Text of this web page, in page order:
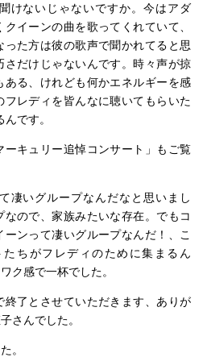
けないじゃないですか。今はアダ
イーンの曲を歌ってくれていて、
た方は彼の歌声で聞かれてると思
さだけじゃないんです。時々声が掠
る、けれども何かエネルギーを感
フレディを皆んなに聴いてもらいた
です。
ーキュリー追悼コンサート」もご覧
凄いグループなんだなと思いまし
ので、家族みたいな存在。でもコ
ンって凄いグループなんだ！、こ
ちがフレディのために集まるん
ク感で一杯でした。
終了とさせていただきます、ありが
さんでした。
。